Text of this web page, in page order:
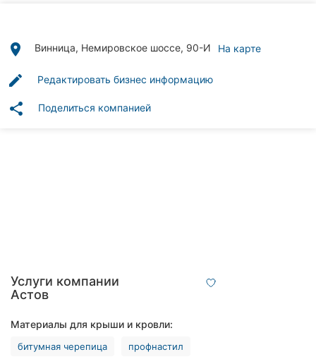
рубрики
Хмельницкий
Ровно
place Винница, Немировское шоссе, 90-И На карте
edit Редактировать бизнес информацию
share Поделиться компанией
Услуги компании
Астов
Материалы для крыши и кровли:
битумная черепица профнастил